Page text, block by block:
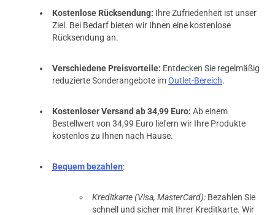
Kostenlose Rücksendung: Ihre Zufriedenheit ist unser
Ziel. Bei Bedarf bieten wir Ihnen eine kostenlose
Rücksendung an.
Verschiedene Preisvorteile: Entdecken Sie regelmäßig
reduzierte Sonderangebote imOutlet-Bereich.
Kostenloser Versand ab 34,99 Euro: Ab einem
Bestellwert von 34,99 Euro liefern wir Ihre Produkte
kostenlos zu Ihnen nach Hause.
Bequem bezahlen:
Kreditkarte (Visa, MasterCard): Bezahlen Sie
schnell und sicher mit Ihrer Kreditkarte. Wir